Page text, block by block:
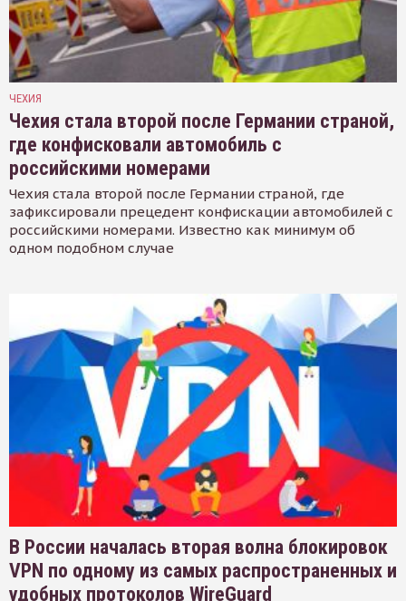
ЧЕХИЯ
Чехия стала второй после Германии страной,
где конфисковали автомобиль с
российскими номерами
Чехия стала второй после Германии страной, где
зафиксировали прецедент конфискации автомобилей с
российскими номерами. Известно как минимум об
одном подобном случае
В России началась вторая волна блокировок
VPN по одному из самых распространенных и
удобных протоколов WireGuard